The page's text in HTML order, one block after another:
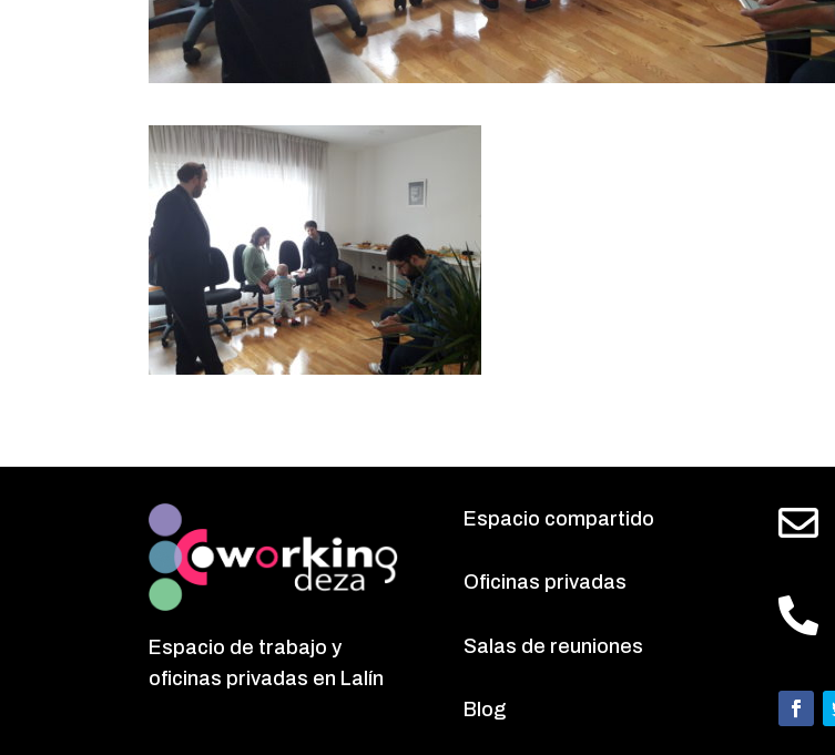
Espacio de trabajo y
oficinas privadas en Lalín
Espacio compartido
Oficinas privadas
Salas de reuniones
Blog

